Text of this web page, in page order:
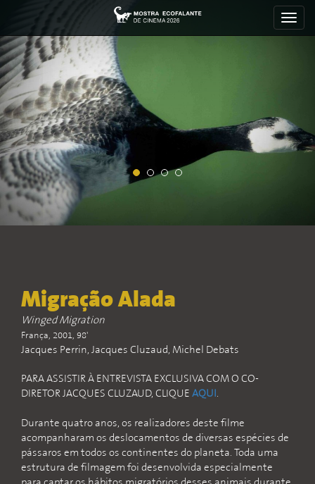
Migração Alada
Winged Migration
França, 2001, 98'
Jacques Perrin, Jacques Cluzaud, Michel Debats
PARA ASSISTIR À ENTREVISTA EXCLUSIVA COM O CO-
DIRETOR JACQUES CLUZAUD, CLIQUE AQUI.
Durante quatro anos, os realizadores deste filme
acompanharam os deslocamentos de diversas espécies de
pássaros em todos os continentes do planeta. Toda uma
estrutura de filmagem foi desenvolvida especialmente